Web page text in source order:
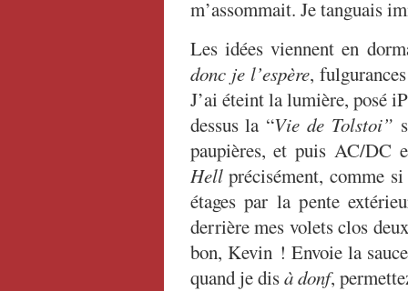
m’assommait. Je tanguais
Les idées viennent en
donc je l’espère,
J’ai éteint la lumière, posé
dessus la “Vie de Tolstoi”
paupières, et puis AC/DC
Hellprécisément, comme
étages par la pente
derrière mes volets clos
bon, Kevin ! Envoie la
quand je disà donf,